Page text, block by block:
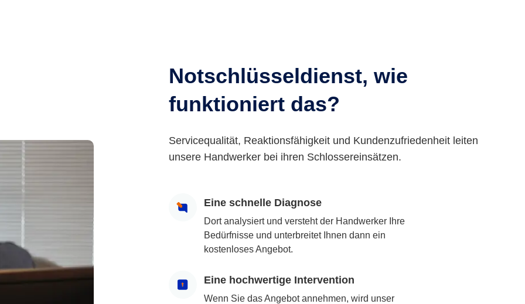
Notschlüsseldienst, wie
funktioniert das?
Servicequalität, Reaktionsfähigkeit und Kundenzufriedenheit leiten
unsere Handwerker bei ihren Schlossereinsätzen.
Eine schnelle Diagnose
Dort analysiert und versteht der Handwerker Ihre
Bedürfnisse und unterbreitet Ihnen dann ein
kostenloses Angebot.
Eine hochwertige Intervention
Wenn Sie das Angebot annehmen, wird unser